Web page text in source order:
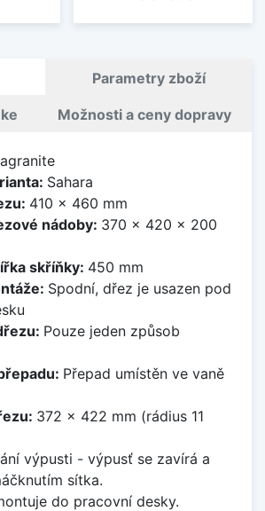
Parametry zboží
Možnosti a ceny dopravy
Sahara
410 x 460 mm
nádoby: 370 x 420 x 200
skříňky: 450 mm
Spodní, dřez je usazen pod
Pouze jeden způsob
Přepad umístěn ve vaně
372 x 422 mm (rádius 11
výpusti - výpusť se zavírá a
sítka.
do pracovní desky.